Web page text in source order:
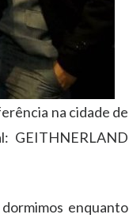
na cidade de
GEITHNERLAND
enquanto